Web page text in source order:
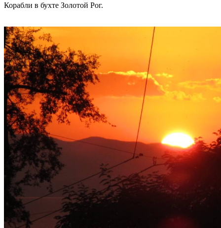
Корабли в бухте Золотой Рог.